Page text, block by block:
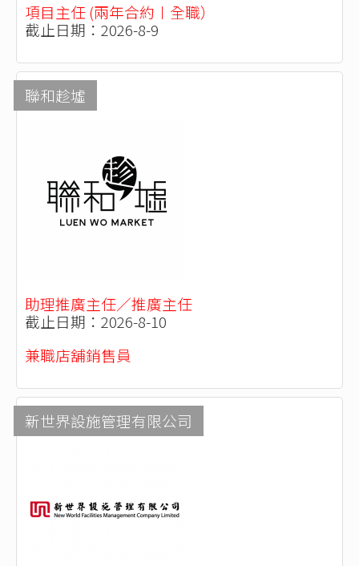
項目主任 (兩年合約〡全職）
截止日期：2026-8-9
聯和趁墟
助理推廣主任／推廣主任
截止日期：2026-8-10
兼職店舖銷售員
新世界設施管理有限公司